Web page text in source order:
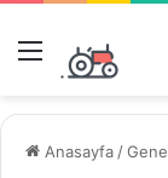
Menü
Anasayfa /